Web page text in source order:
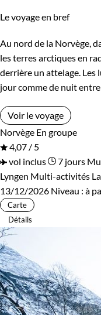
Le voyage en bref
Au nord de la Norvège,
les terres arctiques en
derrière un attelage. Les
jour comme de nuit
Voir le voyage
Norvège En groupe
4,07 / 5
vol inclus
7 jours
Lyngen Multi-activités
13/12/2026 Niveau : à
Carte
Détails